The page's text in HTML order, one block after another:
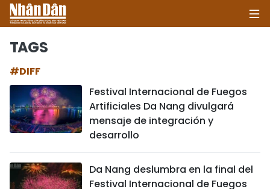
POLÍTICA
ECONOMÍA
SOCIEDAD
TAGS
#DIFF
Festival Internacional de Fuegos
Artificiales Da Nang divulgará
mensaje de integración y
desarrollo
Da Nang deslumbra en la final del
Festival Internacional de Fuegos